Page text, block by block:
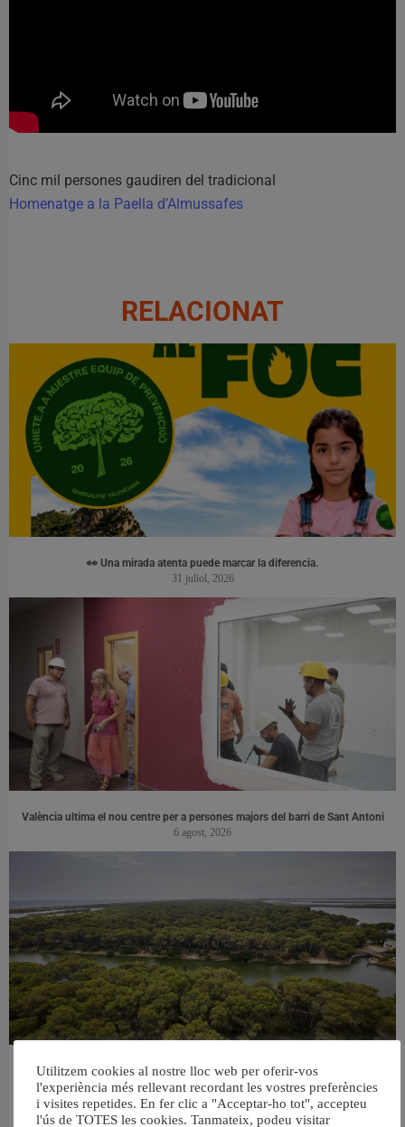
Cinc mil persones gaudiren del tradicional
Homenatge a la Paella d’Almussafes
RELACIONAT
👀 Una mirada atenta puede marcar la diferencia.
31 juliol, 2026
València ultima el nou centre per a persones majors del barri de Sant Antoni
6 agost, 2026
València retira prop de 15.000 litres de residus de la Devesa durant el mes de
juliol
6 agost, 2026
Utilitzem cookies al nostre lloc web per oferir-vos
l'experiència més rellevant recordant les vostres preferències
i visites repetides. En fer clic a "Acceptar-ho tot", accepteu
l'ús de TOTES les cookies. Tanmateix, podeu visitar